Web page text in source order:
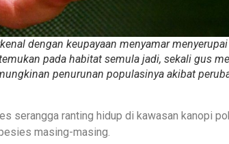
dengan keupayaan menyamar
pada habitat semula jadi, sekali gus
penurunan populasinya akibat
serangga ranting hidup di kawasan kanopi
masing-masing.